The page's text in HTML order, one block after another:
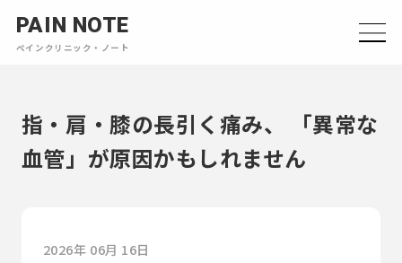
PAIN NOTE
ペインクリニック・ノート
指・肩・膝の長引く痛み、 「異常な
血管」が原因かもしれません
2026年 06月 16日